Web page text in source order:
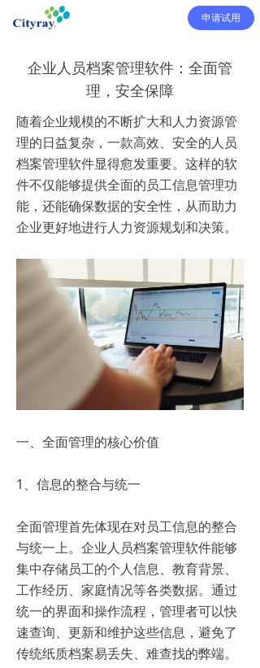
申请试用
企业人员档案管理软件：全面管
理，安全保障
随着企业规模的不断扩大和人力资源管
理的日益复杂，一款高效、安全的人员
档案管理软件显得愈发重要。这样的软
件不仅能够提供全面的员工信息管理功
能，还能确保数据的安全性，从而助力
企业更好地进行人力资源规划和决策。
一、全面管理的核心价值
1、信息的整合与统一
全面管理首先体现在对员工信息的整合
与统一上。企业人员档案管理软件能够
集中存储员工的个人信息、教育背景、
工作经历、家庭情况等各类数据。通过
统一的界面和操作流程，管理者可以快
速查询、更新和维护这些信息，避免了
传统纸质档案易丢失、难查找的弊端。